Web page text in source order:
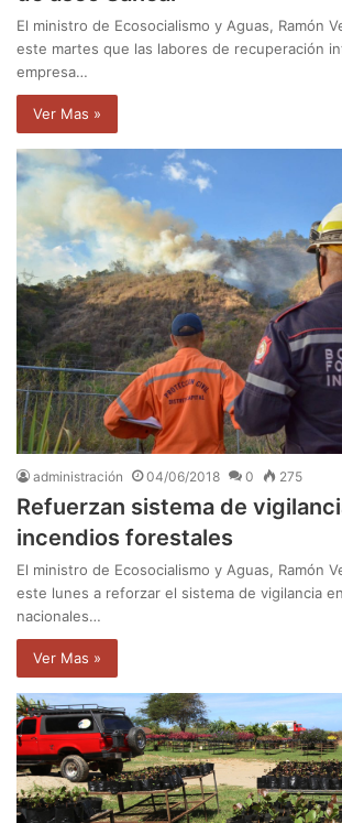
El ministro de Ecosocialismo y Aguas, Ramón
este martes que las labores de recuperación
empresa…
Ver Mas »
administración 04/06/2018 0 275
Refuerzan sistema de
incendios forestales
El ministro de Ecosocialismo y Aguas, Ramón
este lunes a reforzar el sistema de vigilancia
nacionales…
Ver Mas »